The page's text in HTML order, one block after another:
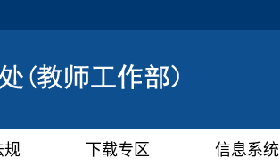
规 下载专区 信息系统